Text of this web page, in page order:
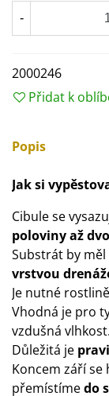
-
2000246
Přidat k
Popis
Jak si
Cibule se
poloviny až
Substrát by
vrstvou
Je nutné
Vhodná je pro
vzdušná vlhkost.
Důležitá je
Koncem září se
přemístímedo